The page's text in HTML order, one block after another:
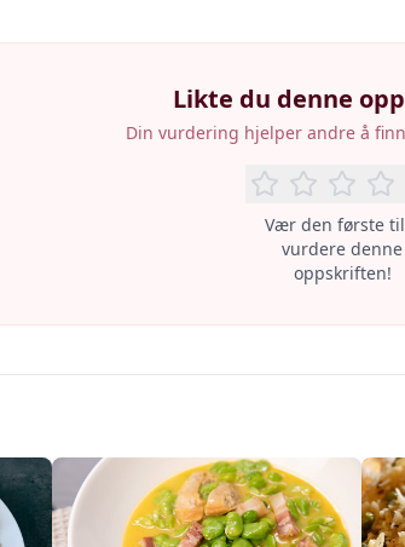
Likte du denne
Din vurdering hjelper andre å
Vær den første
vurdere denne
oppskriften!